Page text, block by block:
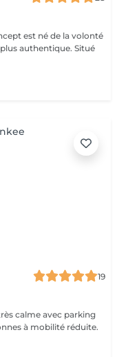
est né de la volonté
authentique. Situé
19
calme avec parking
à mobilité réduite.